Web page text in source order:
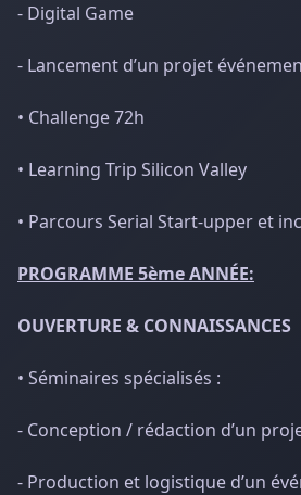
- Digital Game
- Lancement d’un projet
• Challenge 72h
• Learning Trip Silicon Valley
• Parcours Serial Start-upper et
PROGRAMME 5ème ANNÉE:
OUVERTURE & CONNAISSANCES
• Séminaires spécialisés :
- Conception / rédaction d’un
- Production et logistique d’un